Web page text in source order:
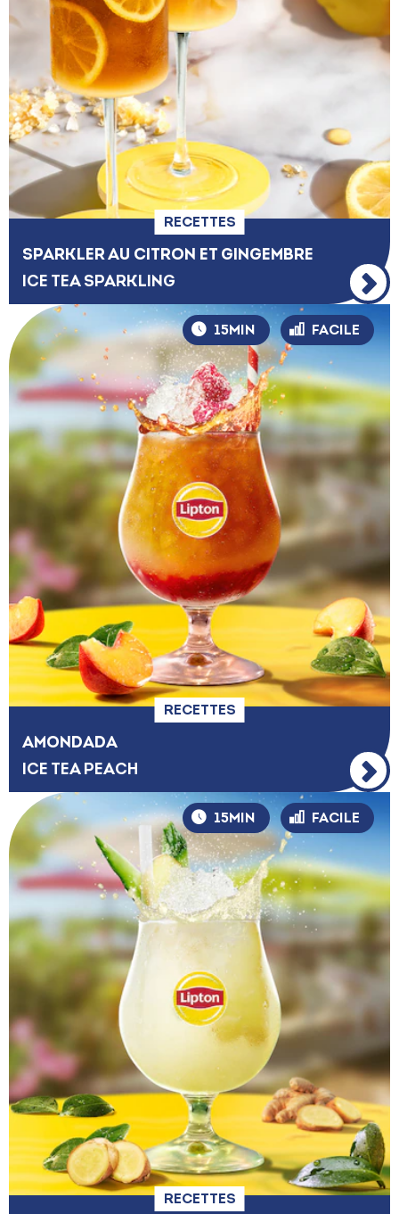
ICE TEA SPARKLING
SPARKLER AU CITRON ET GINGEMBRE
RECETTES
ICE TEA PEACH
AMONDADA
RECETTES
15MIN FACILE
RECETTES
15MIN FACILE